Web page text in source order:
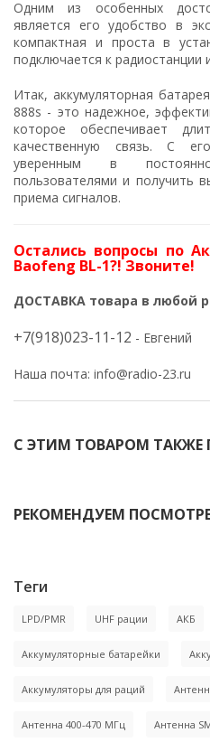
Одним из особенных
является его удобство в
компактная и проста в
подключается к радиостанции
Итак, аккумуляторная
888s - это надежное,
которое обеспечивает
качественную связь. С
уверенным в
пользователями и получить
приема сигналов.
Остались вопросы по
Baofeng BL-1?! Звоните!
ДОСТАВКА товара в любой
+7(918)023-11-12 - Евгений
Наша почта: info@radio-23.ru
С ЭТИМ ТОВАРОМ ТАКЖЕ
-10%
Рация Baofeng BF-888S
990₽ 1 100 ₽
РЕКОМЕНДУЕМ
Аккумулятор рации Терек
Теги
LPD/PMR UHF рации АКБ
Аккумуляторные батарейки
Аккумуляторы для раций
Антенна 400-470 МГц Антенна